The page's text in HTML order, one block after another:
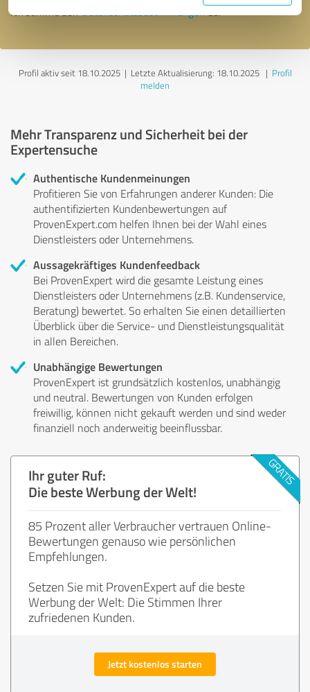
Ich stimme denDatenschutzbestimmungenzu.
Profil aktiv seit 18.10.2025 | Letzte Aktualisierung: 18.10.2025| Profil
melden
Mehr Transparenz und Sicherheit bei der
Expertensuche
Authentische Kundenmeinungen
Profitieren Sie von Erfahrungen anderer Kunden: Die
authentifizierten Kundenbewertungen auf
ProvenExpert.com helfen Ihnen bei der Wahl eines
Dienstleisters oder Unternehmens.
Aussagekräftiges Kundenfeedback
Bei ProvenExpert wird die gesamte Leistung eines
Dienstleisters oder Unternehmens (z.B. Kundenservice,
Beratung) bewertet. So erhalten Sie einen detaillierten
Überblick über die Service- und Dienstleistungsqualität
in allen Bereichen.
Unabhängige Bewertungen
ProvenExpert ist grundsätzlich kostenlos, unabhängig
und neutral. Bewertungen von Kunden erfolgen
freiwillig, können nicht gekauft werden und sind weder
finanziell noch anderweitig beeinflussbar.
Ihr guter Ruf:
Die beste Werbung der Welt!
85 Prozent aller Verbraucher vertrauen Online-
Bewertungen genauso wie persönlichen
Empfehlungen.
Setzen Sie mit ProvenExpert auf die beste
Werbung der Welt: Die Stimmen Ihrer
zufriedenen Kunden.
Jetzt kostenlos starten